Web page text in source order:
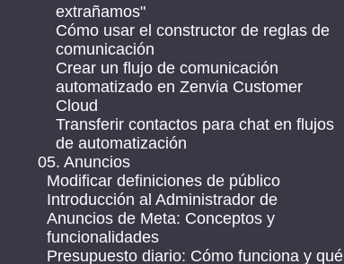
extrañamos"
Cómo usar el constructor de reglas de
comunicación
Crear un flujo de comunicación
automatizado en Zenvia Customer
Cloud
Transferir contactos para chat en flujos
de automatización
05. Anuncios
Modificar definiciones de público
Introducción al Administrador de
Anuncios de Meta: Conceptos y
funcionalidades
Presupuesto diario: Cómo funciona y qué